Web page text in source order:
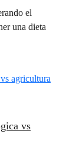
el
una dieta
vs